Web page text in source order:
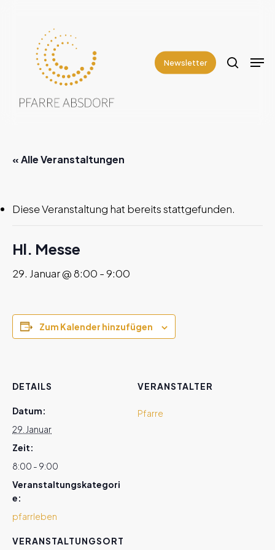
content
Newsletter
« Alle Veranstaltungen
Diese Veranstaltung hat bereits stattgefunden.
Hl. Messe
29. Januar @ 8:00 -9:00
Zum Kalender hinzufügen
DETAILS
Datum:
29. Januar
Zeit:
8:00 - 9:00
Veranstaltungskategori
e:
pfarrleben
VERANSTALTUNGSORT
VERANSTALTER
Pfarre
Menu